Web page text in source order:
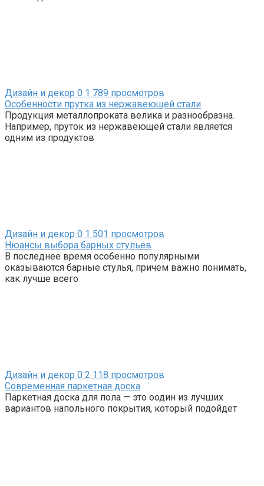
Дизайн и декор 0 1 789 просмотров
Особенности прутка из нержавеющей стали
Продукция металлопроката велика и разнообразна.
Например, пруток из нержавеющей стали является
одним из продуктов
Дизайн и декор 0 1 501 просмотров
Нюансы выбора барных стульев
В последнее время особенно популярными
оказываются барные стулья, причем важно понимать,
как лучше всего
Дизайн и декор 0 2 118 просмотров
Современная паркетная доска
Паркетная доска для пола — это оодин из лучших
вариантов напольного покрытия, который подойдет